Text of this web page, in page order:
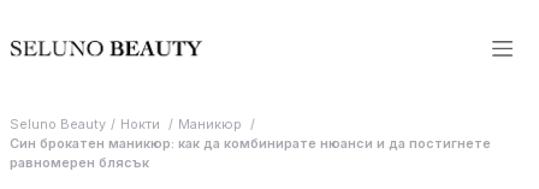
Seluno Beauty Нокти
Маникюр
Син брокатен маникюр: как да комбинирате нюанси и да постигнете
равномерен блясък